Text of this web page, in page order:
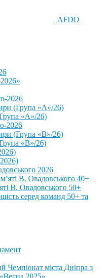
AFDO
2026
(Група «А»/26)
«А»/26)
2026
(Група «В»/26)
«В»/26)
2026
В. Овадовського 40+
В. Овадовського 50+
серед команд 50+ та
Чемпіонат міста Дніпра з
2025»